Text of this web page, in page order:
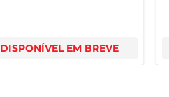
DISPONÍVEL EM BREVE